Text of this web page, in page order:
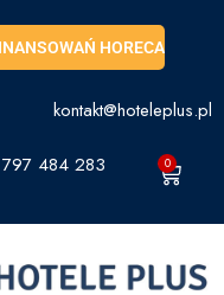
HORECA
kontakt@hoteleplus.pl
484 283 0